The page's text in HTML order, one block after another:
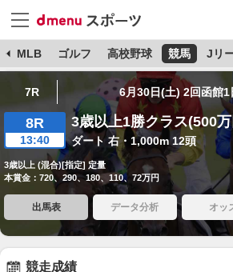
MLB ゴルフ 高校野球 競馬 Jリ
7R 6月30日(土) 2回函館1
8R
13:40
3歳以上1勝クラス(500
ダート 右・1,000m 12頭
3歳以上 (混合)[指定] 定量
本賞金：720、290、180、110、72万円
出馬表 データ分析 オッ
競走成績